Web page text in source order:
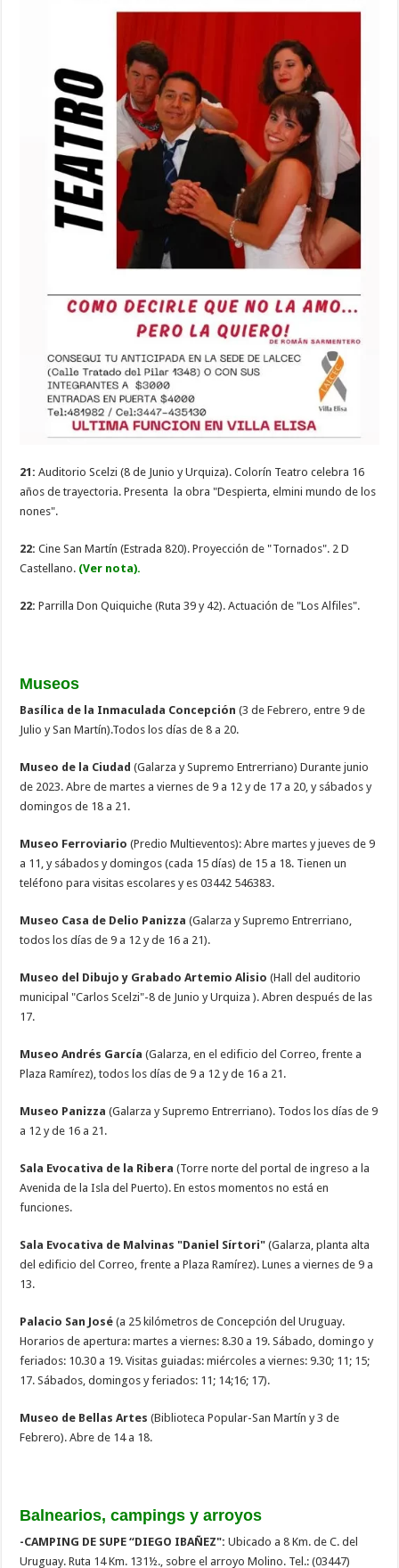
21:Auditorio Scelzi (8 de Junio y Urquiza). Colorín Teatro celebra 16
años de trayectoria. Presenta la obra "Despierta, elmini mundo de los
nones".
22: Cine San Martín (Estrada 820). Proyección de "Tornados". 2 D
Castellano. (Ver nota).
22: Parrilla Don Quiquiche (Ruta 39 y 42). Actuación de "Los Alfiles".
Museos
Basílica de la Inmaculada Concepción (3 de Febrero, entre 9 de
Julio y San Martín).Todos los días de 8 a 20.
Museo de la Ciudad (Galarza y Supremo Entrerriano) Durante junio
de 2023. Abre de martes a viernes de 9 a 12 y de 17 a 20, y sábados y
domingos de 18 a 21.
Museo Ferroviario(Predio Multieventos): Abre martes y jueves de 9
a 11, y sábados y domingos (cada 15 días) de 15 a 18. Tienen un
teléfono para visitas escolares y es 03442 546383.
Museo Casa de Delio Panizza(Galarza y Supremo Entrerriano,
todos los días de 9 a 12 y de 16 a 21).
Museo del Dibujo y Grabado Artemio Alisio (Hall del auditorio
municipal "Carlos Scelzi"-8 de Junio y Urquiza ). Abren después de las
17.
Museo Andrés García(Galarza, en el edificio del Correo, frente a
Plaza Ramírez), todos los días de 9 a 12 y de 16 a 21.
Museo Panizza(Galarza y Supremo Entrerriano). Todos los días de 9
a 12 y de 16 a 21.
Sala Evocativa de la Ribera (Torre norte del portal de ingreso a la
Avenida de la Isla del Puerto). En estos momentos no está en
funciones.
Sala Evocativa de Malvinas "Daniel Sírtori" (Galarza, planta alta
del edificio del Correo, frente a Plaza Ramírez). Lunes a viernes de 9 a
13.
Palacio San José (a 25 kilómetros de Concepción del Uruguay.
Horarios de apertura: martes a viernes: 8.30 a 19. Sábado, domingo y
feriados: 10.30 a 19. Visitas guiadas: miércoles a viernes: 9.30; 11; 15;
17. Sábados, domingos y feriados: 11; 14;16; 17).
Museo de Bellas Artes (Biblioteca Popular-San Martín y 3 de
Febrero). Abre de 14 a 18.
Balnearios, campings y arroyos
-CAMPING DE SUPE “DIEGO IBAÑEZ": Ubicado a 8 Km. de C. del
Uruguay. Ruta 14 Km. 131½., sobre el arroyo Molino. Tel.: (03447)